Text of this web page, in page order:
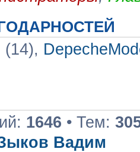
(14),
1646 • Тем:
Вадим